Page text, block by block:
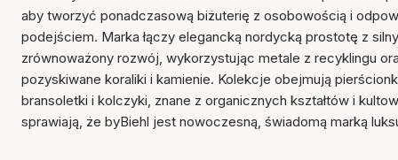
aby tworzyć ponadczasową biżuterię z osobowością i
podejściem. Marka łączy elegancką nordycką prostotę z
zrównoważony rozwój, wykorzystując metale z recyklingu
pozyskiwane koraliki i kamienie. Kolekcje obejmują
bransoletki i kolczyki, znane z organicznych kształtów i
sprawiają, że byBiehl jest nowoczesną, świadomą marką